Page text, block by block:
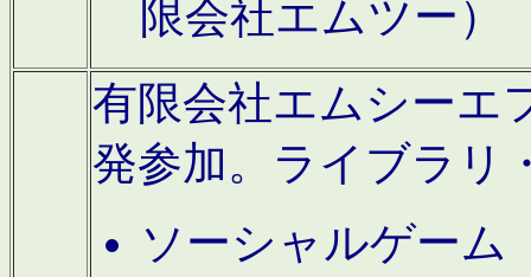
限会社エムツー）
有限会社エムシーエ
発参加。ライブラリ
ソーシャルゲーム